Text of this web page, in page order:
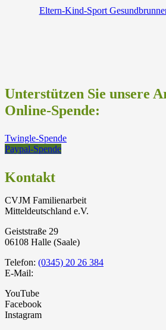
Eltern-Kind-Sport
Unterstützen Sie unsere
Online-Spende:
Twingle-Spende
Paypal-Spende
Kontakt
CVJM Familienarbeit
Mitteldeutschland e.V.
Geiststraße 29
06108 Halle (Saale)
Telefon: (0345) 20 26 384
E-Mail:
YouTube
Facebook
Instagram